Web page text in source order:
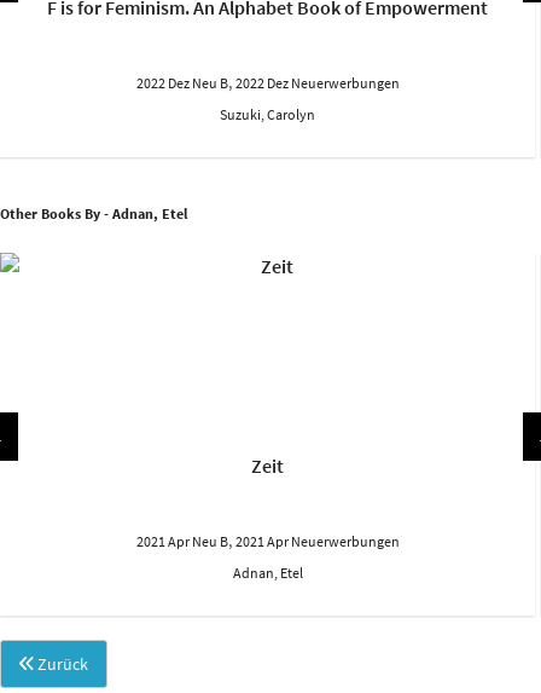
F is for Feminism. An Alphabet Book of Empowerment
2022 Dez Neu B, 2022 Dez Neuerwerbungen
Suzuki, Carolyn
Other Books By - Adnan, Etel
Zeit
2021 Apr Neu B, 2021 Apr Neuerwerbungen
Adnan, Etel
Zurück